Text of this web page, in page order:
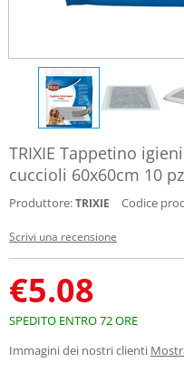
TRIXIE Tappetino
cuccioli 60x60cm 10 pz
Produttore:TRIXIE Codice
Scrivi una recensione
€5.08
SPEDITO ENTRO 72 ORE
Immagini dei nostri clienti